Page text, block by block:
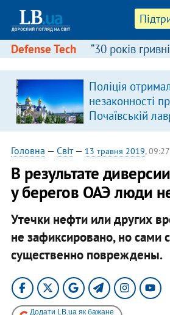
Defense Tech “30 років
Поліція
незаконності
Почаївській
Головна — Світ— 13 травня 2019, 09:27
В результате
у берегов ОАЭ люди
Утечки нефти или других
не зафиксировано, но сами
существенно повреждены.
Додати LB.ua як бажане